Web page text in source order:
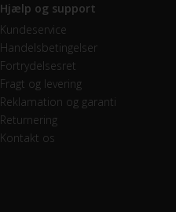
Hjælp og support
Kundeservice
Handelsbetingelser
Fortrydelsesret
Fragt og levering
Reklamation og garanti
Returnering
Kontakt os